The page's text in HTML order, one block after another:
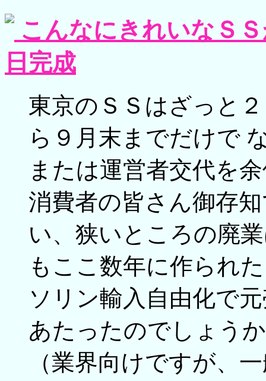
こんなにきれいなＳ
日完成
東京のＳＳはざっと
ら９月末までだけで
または運営者交代を
消費者の皆さん御存
い、狭いところの廃
もここ数年に作られ
ソリン輸入自由化で
あたったのでしょう
（業界向けですが、